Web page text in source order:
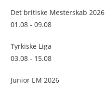
Det britiske Mesterskab 2026
01.08 - 09.08
Tyrkiske Liga
03.08 - 15.08
Junior EM 2026